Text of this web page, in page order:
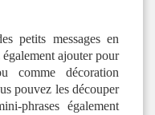
petits messages en
ajouter pour
comme décoration
pouvez les découper
phrases également